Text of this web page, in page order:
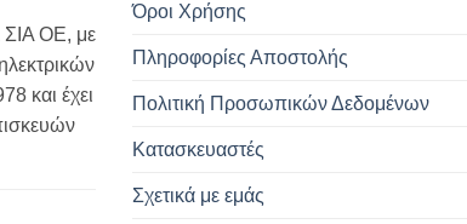
ΟΕ, με
και έχει
Όροι Χρήσης
Πληροφορίες Αποστολής
Πολιτική Προσωπικών Δεδομένων
Κατασκευαστές
Σχετικά με εμάς